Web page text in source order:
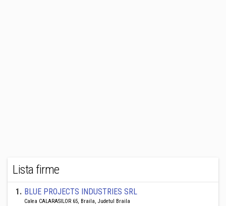
Lista firme
1. BLUE PROJECTS INDUSTRIES SRL
Calea CALARASILOR 65, Braila, Judetul Braila